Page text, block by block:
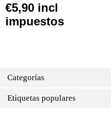
Categorías
Etiquetas populares
€5,90 incl
impuestos